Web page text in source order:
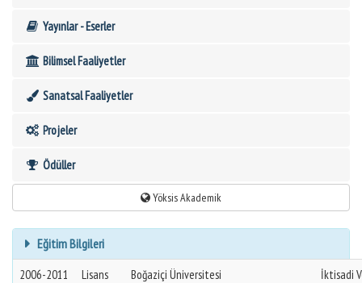
Yayınlar - Eserler
Bilimsel Faaliyetler
Sanatsal Faaliyetler
Projeler
Ödüller
Yöksis Akademik
Eğitim Bilgileri
2006-2011 Lisans Boğaziçi Üniversitesi
İktisadi